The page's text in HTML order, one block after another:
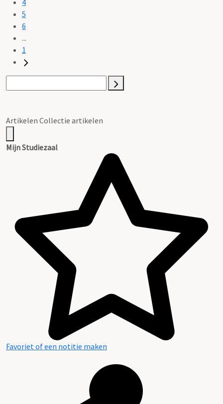
5
6
...
1
Artikelen Collectie artikelen
Mijn Studiezaal
Favoriet of een notitie maken